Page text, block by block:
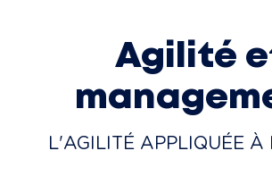
Agilité
L'AGILITÉ APPLIQUÉE À